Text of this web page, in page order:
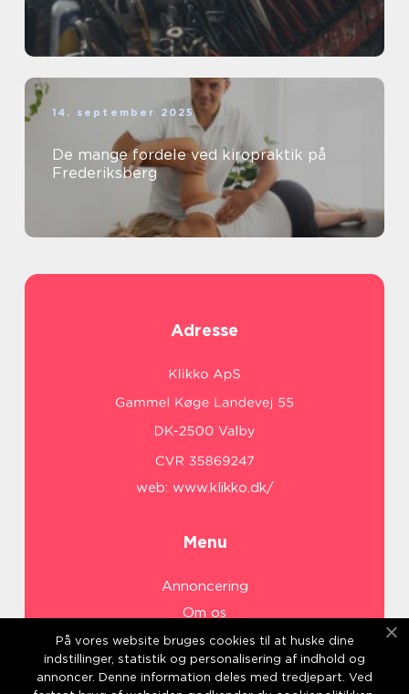
14. september 2025
De mange fordele ved kiropraktik på
Frederiksberg
Adresse
web: www.klikko.dk/
Menu
Annoncering
Om os
Cookies
Kontakt os
På vores website bruges cookies til at huske dine
indstillinger, statistik og personalisering af indhold og
annoncer. Denne information deles med tredjepart. Ved